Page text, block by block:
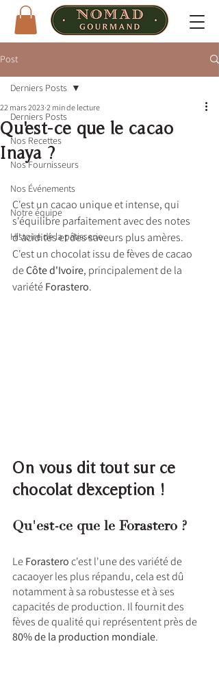
Post
Derniers Posts
Nos Recettes
Nos Fournisseurs
Nos Événements
Notre équipe
Histoire de la pâtisserie
Derniers Posts
Qu'est-ce que le cacao
Inaya ?
22 mars 2023 2 min de lecture
C'est un cacao unique et intense, qui
s'équilibre parfaitement avec des notes
d'acidités et des saveurs plus amères.
C'est un chocolat issu de fèves de cacao
de Côte d'Ivoire, principalement de la
variété Forastero.
On vous dit tout sur ce
chocolat d'exception !
Qu'est-ce que le Forastero ?
Le Forastero c'est l'une des variété de
cacaoyer les plus répandu, cela est dû
notamment à sa robustesse et à ses
capacités de production. Il fournit des
fèves de qualité qui représentent près de
80% de la production mondiale.